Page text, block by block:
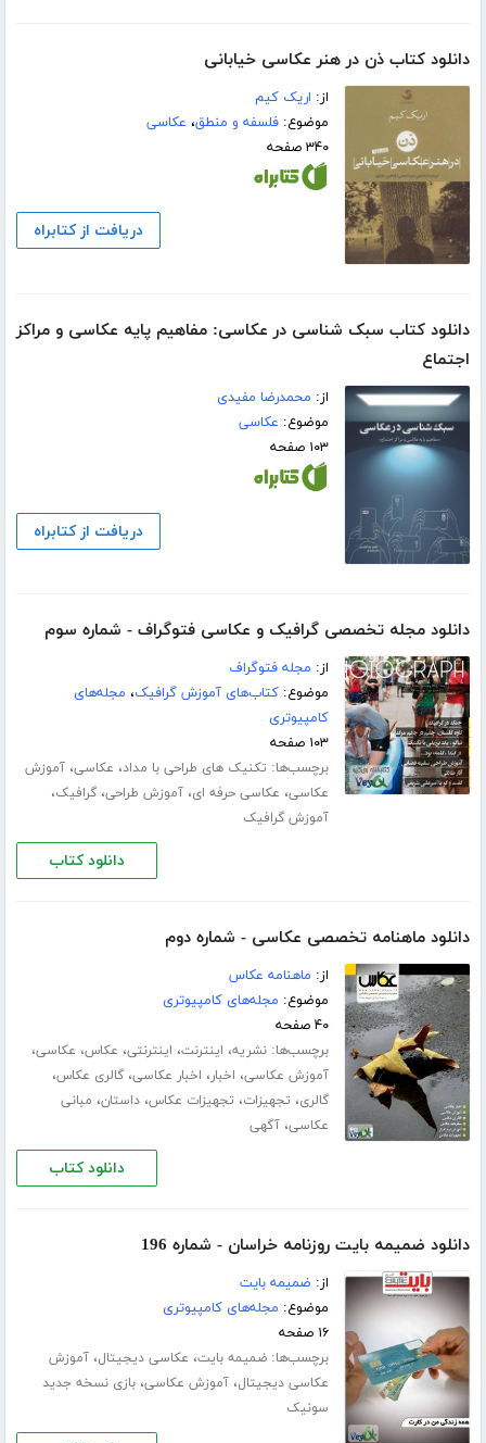
دانلود کتاب ذن در هنر عکاسی خیابانی
از: اریک کیم
موضوع:فلسفه و منطق، عکاسی
۳۴۰ صفحه
دریافت از کتابراه
دانلود کتاب سبک شناسی در عکاسی: مفاهیم پایه عکاسی و مراکز
اجتماع
از: محمدرضا مفیدی
موضوع: عکاسی
۱۰۳ صفحه
دریافت از کتابراه
دانلود مجله تخصصی گرافیک و عکاسی فتوگراف - شماره سوم
از: مجله فتوگراف
موضوع:کتاب‌های آموزش گرافیک، مجله‌های
کامپیوتری
۱۰۳ صفحه
برچسب‌ها: تکنیک های طراحی با مداد، عکاسی،آموزش
عکاسی، عکاسی حرفه ای،آموزش طراحی،گرافیک،
آموزش گرافیک
دانلود کتاب
دانلود ماهنامه تخصصی عکاسی - شماره دوم
از: ماهنامه عکاس
موضوع: مجله‌های کامپیوتری
۴۰ صفحه
برچسب‌ها:نشریه، اینترنت، اینترنتی، عکاس، عکاسی،
آموزش عکاسی، اخبار، اخبار عکاسی،گالری عکاس،
گالری، تجهیزات، تجهیزات عکاس،داستان، مبانی
عکاسی،آگهی
دانلود کتاب
دانلود ضمیمه بایت روزنامه خراسان - شماره 196
از: ضمیمه بایت
موضوع: مجله‌های کامپیوتری
۱۶ صفحه
برچسب‌ها:ضمیمه بایت، عکاسی دیجیتال،آموزش
عکاسی دیجیتال،آموزش عکاسی،بازی نسخه جدید
سونیک